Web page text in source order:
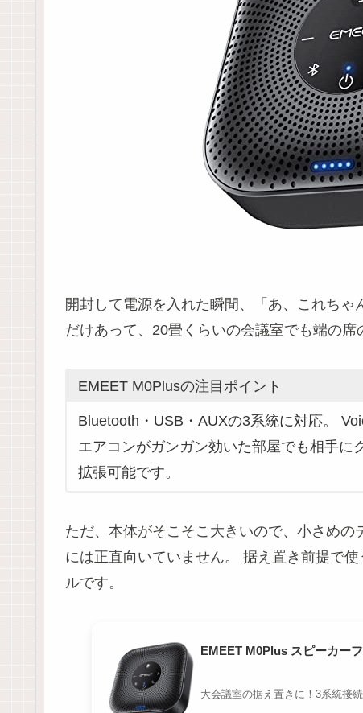
開封して電源を入れた瞬間、「あ、これち
だけあって、20畳くらいの会議室でも端の席
EMEET M0Plusの注目ポイント
Bluetooth・USB・AUXの3系統に対応。
エアコンがガンガン効いた部屋でも相手
拡張可能です。
ただ、本体がそこそこ大きいので、小さめ
には正直向いていません。 据え置き前提で
ルです。
EMEET M0Plus スピーカー
大会議室の据え置きに！3系統接